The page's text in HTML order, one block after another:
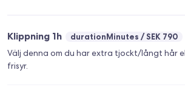
Klippning 1h durationMinutes SEK 790
Välj denna om du har extra tjockt/långt hår
frisyr.